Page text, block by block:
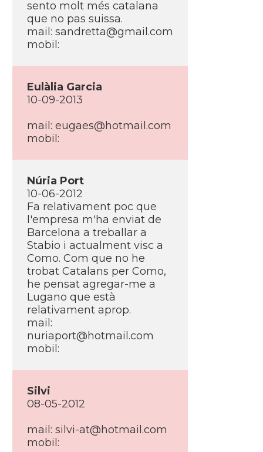
sento molt més catalana
que no pas suissa.
mail: sandretta@gmail.com
mobil:
Eulàlia Garcia
10-09-2013
mail: eugaes@hotmail.com
mobil:
Núria Port
10-06-2012
Fa relativament poc que
l'empresa m'ha enviat de
Barcelona a treballar a
Stabio i actualment visc a
Como. Com que no he
trobat Catalans per Como,
he pensat agregar-me a
Lugano que està
relativament aprop.
mail:
nuriaport@hotmail.com
mobil:
Silvi
08-05-2012
mail: silvi-at@hotmail.com
mobil: